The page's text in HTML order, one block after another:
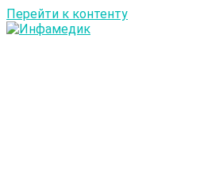
Перейти к контенту